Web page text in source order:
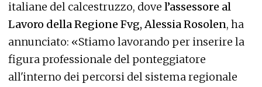
italiane del calcestruzzo, dove l’assessore al
Lavoro della Regione Fvg, Alessia Rosolen, ha
annunciato: «Stiamo lavorando per inserire la
figura professionale del ponteggiatore
all'interno dei percorsi del sistema regionale